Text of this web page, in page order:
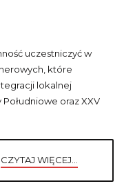
uczestniczyć w
które
lokalnej
oraz XXV
CZYTAJ WIĘCEJ...